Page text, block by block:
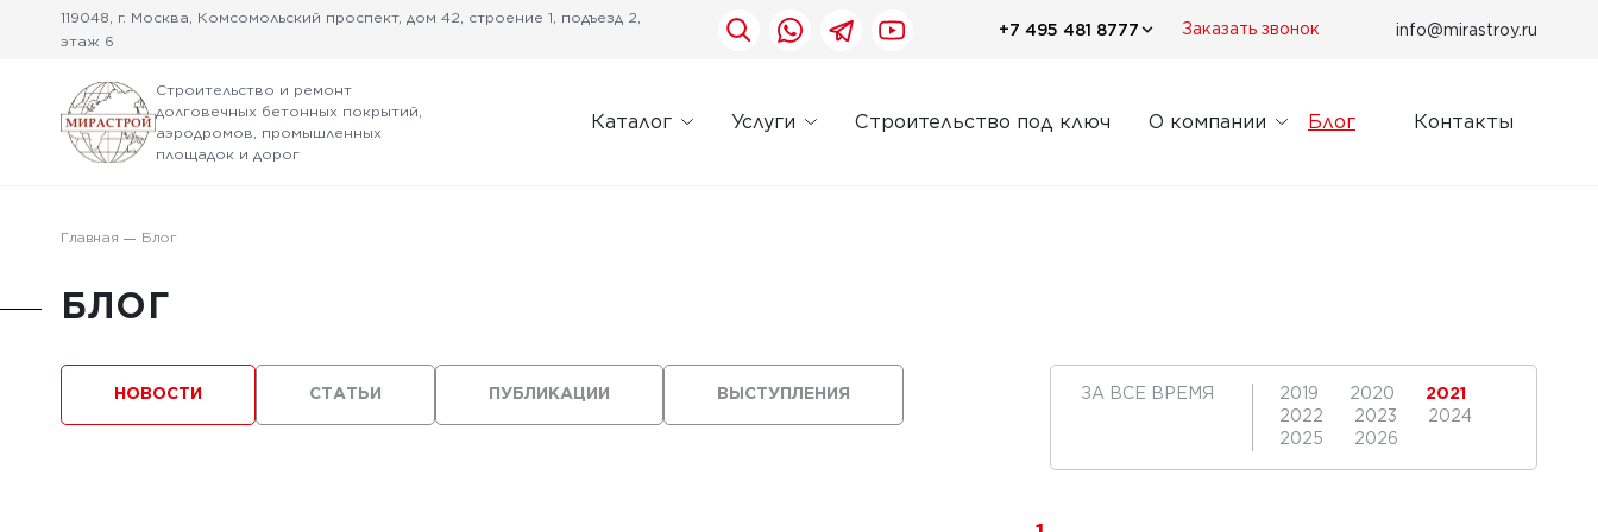
119048, г. Москва, Комсомольский проспект, дом 42, строение 1, подъезд 2,
этаж 6
+7 495 481 8777 Заказать звонок info@mirastroy.ru
Строительство и ремонт
долговечных бетонных покрытий,
аэродромов, промышленных
площадок и дорог
Каталог Услуги Строительство под ключ О компании Блог Контакты
Главная Блог
БЛОГ
ВЫСТУПЛЕНИЯ
ПУБЛИКАЦИИ
НОВОСТИ СТАТЬИ ЗА ВСЕ ВРЕМЯ 2019 2020
2021
2022
2023
2024
2025
2026